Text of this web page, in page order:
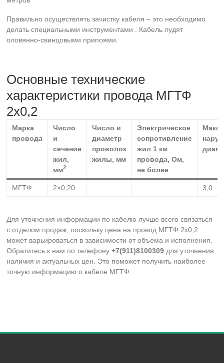
Правильно осуществлять зачистку кабеля – это необходимо
делать специальными инструментами . Кабель лудят
оловянно-свинцовыми припоями.
Основные технические
характеристики провода МГТФ
2х0,2
Марка
провода
Число
и
сечение
жил,
мм2
Число и
диаметр
проволок
жилы, мм
Электрическое
сопротивление
жил 1 км
провода, Ом,
не более
МГТФ 2×0,20 3,0
Для уточнения информации по кабелю лучше всего связаться
с отделом продаж, поскольку цена на провод МГТФ 2х0,2
может варьироваться в зависимости от объема и исполнения.
Обратитесь к нам по телефону+7(911)8100309 для уточнения
наличия и актуальных цен. Это поможет получить наиболее
точную информацию о кабеле МГТФ.